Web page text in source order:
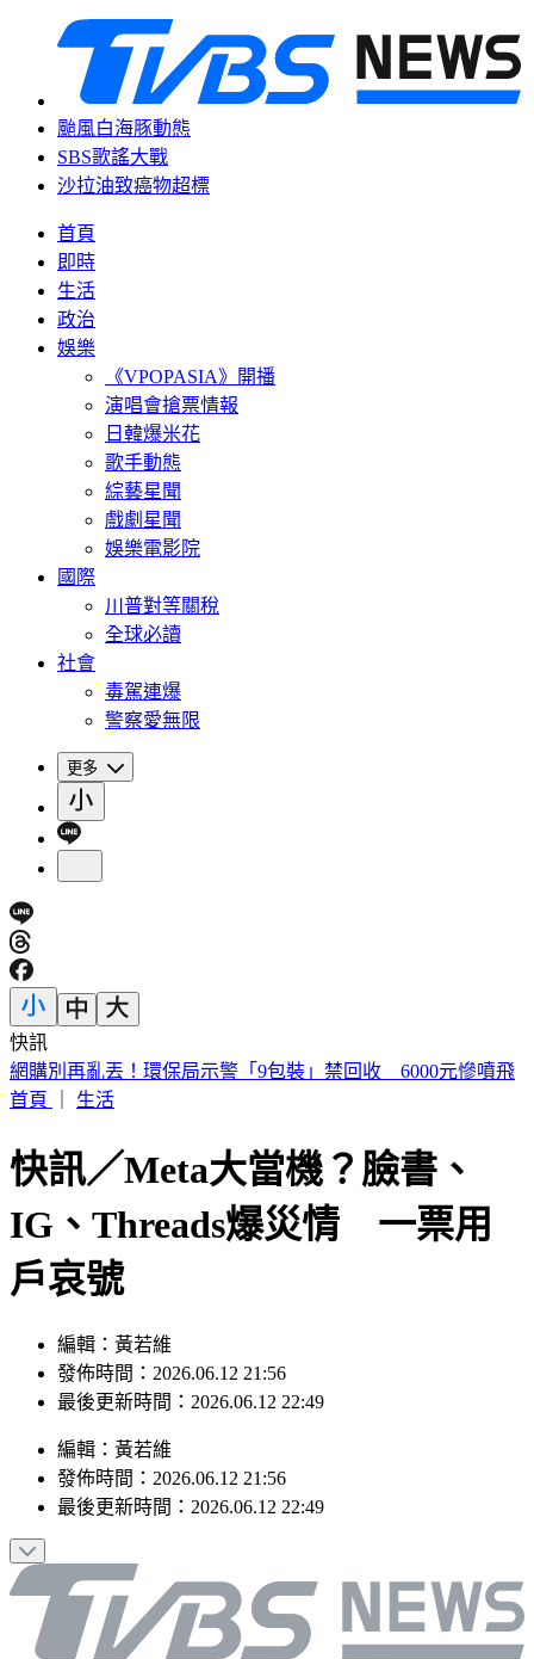
颱風白海豚動態
SBS歌謠大戰
沙拉油致癌物超標
首頁
即時
生活
政治
娛樂
《VPOPASIA》開播
演唱會搶票情報
日韓爆米花
歌手動態
綜藝星聞
戲劇星聞
娛樂電影院
國際
川普對等關稅
全球必讀
社會
毒駕連爆
警察愛無限
更多
快訊
荷姆茲海峽通航傳進展！美官員：伊朗、阿曼預期很快達成協
議
快訊／Meta大當機？臉書、
IG、Threads爆災情 一票用
戶哀號
編輯：黃若維
發佈時間：2026.06.12 21:56
編輯：黃若維
發佈時間：2026.06.12 21:56